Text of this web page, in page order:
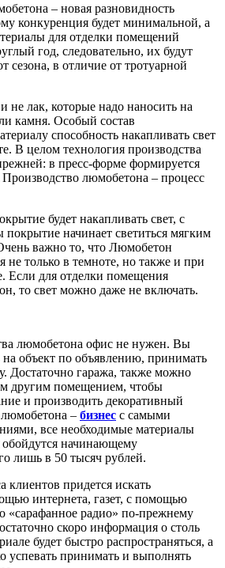
– новая разновидность
конкуренция будет минимальной, а
для отделки помещений
год, следовательно, их будут
сезона, в отличие от тротуарной
не лак, которые надо наносить на
камня. Особый состав
способность накапливать свет
В целом технология производства
в пресс-форме формируется
люмобетона – процесс
будет накапливать свет, с
начинает светиться мягким
важно то, что Люмобетон
не только в темноте, но также и при
Если для отделки помещения
то свет можно даже не включать.
люмобетона офис не нужен. Вы
объект по объявлению, принимать
Достаточно гаража, также можно
другим помещением, чтобы
и производить декоративный
– бизнес с самыми
все необходимые материалы
начинающему
лишь в 50 тысяч рублей.
клиентов придется искать
интернета, газет, с помощью
«сарафанное радио» по-прежнему
скоро информация о столь
будет быстро распространяться, а
успевать принимать и выполнять